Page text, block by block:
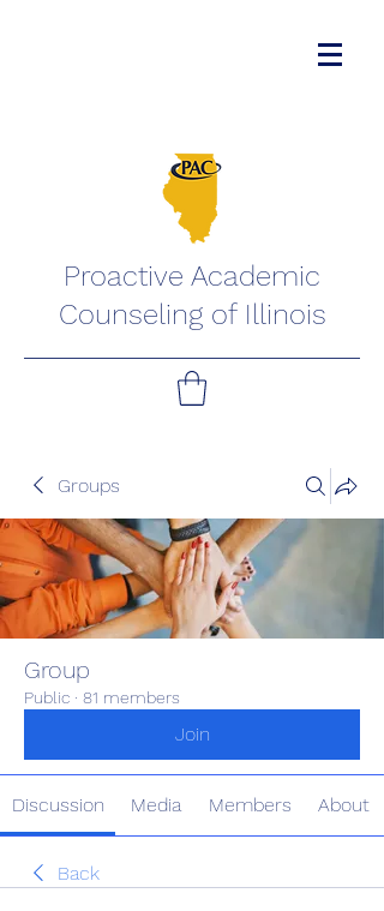
Proactive Academic
Counseling of Illinois
Groups
Group
Public · 81 members
Join
Discussion Media Members About
Back